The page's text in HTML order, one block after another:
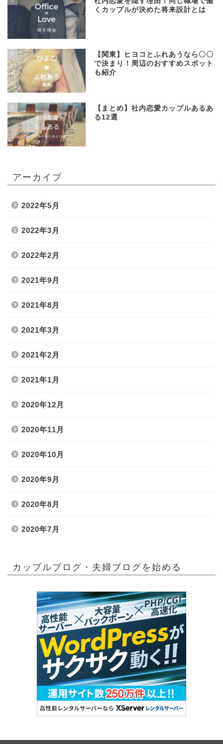
くカップルが決めた将来設計とは
4
【関東】ヒヨコとふれあうなら〇〇
で決まり！周辺のおすすめスポット
も紹介
5
【まとめ】社内恋愛カップルあるあ
る12選
アーカイブ
2022年5月
2022年3月
2022年2月
2021年9月
2021年8月
2021年3月
2021年2月
2021年1月
2020年12月
2020年11月
2020年10月
2020年9月
2020年8月
2020年7月
カップルブログ・夫婦ブログを始める